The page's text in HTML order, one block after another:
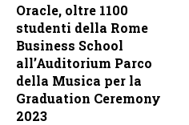
Oracle, oltre 1100
studenti della Rome
Business School
all’Auditorium Parco
della Musica per la
Graduation Ceremony
2023